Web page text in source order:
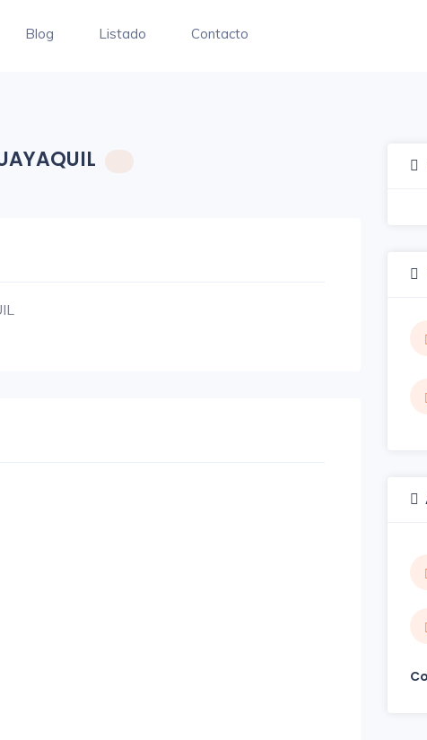
Blog Listado Contacto